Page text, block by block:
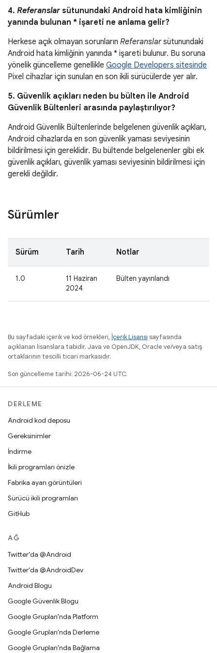
4. Referanslar sütunundaki Android hata kimliğinin
yanında bulunan * işareti ne anlama gelir?
Herkese açık olmayan sorunların Referanslarsütunundaki
Android hata kimliğinin yanında * işareti bulunur. Bu soruna
yönelik güncelleme genellikle Google Developers sitesinde
Pixel cihazlar için sunulan en son ikili sürücülerde yer alır.
5. Güvenlik açıkları neden bu bülten ile Android
Güvenlik Bültenleri arasında paylaştırılıyor?
Android Güvenlik Bültenlerinde belgelenen güvenlik açıkları,
Android cihazlarda en son güvenlik yaması seviyesinin
bildirilmesi için gereklidir. Bu bültende belgelenenler gibi ek
güvenlik açıkları, güvenlik yaması seviyesinin bildirilmesi için
gerekli değildir.
Sürümler
Sürüm Tarih Notlar
1.0
11 Haziran
2024
Bülten yayınlandı
Bu sayfadaki içerik ve kod örnekleri, İçerik Lisansı sayfasında
açıklanan lisanslara tabidir. Java ve OpenJDK, Oracle ve/veya satış
ortaklarının tescilli ticari markasıdır.
Son güncelleme tarihi: 2026-06-24 UTC.
DERLEME
Android kod deposu
Gereksinimler
İndirme
İkili programları önizle
Fabrika ayarı görüntüleri
Sürücü ikili programları
GitHub
AĞ
Twitter'da @Android
Twitter'da @AndroidDev
Android Blogu
Google Güvenlik Blogu
Google Grupları'nda Platform
Google Grupları'nda Derleme
Google Grupları'nda Bağlama